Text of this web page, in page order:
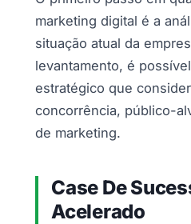
marketing digital é a
situação atual da
levantamento, é
estratégico que
concorrência, público-
de marketing.
Case De
Acelerado